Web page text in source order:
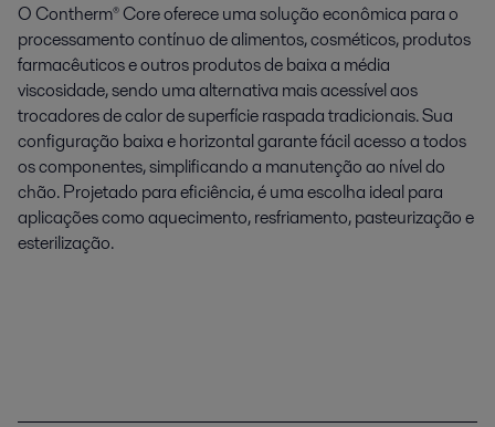
O Contherm® Core oferece uma solução econômica para o
processamento contínuo de alimentos, cosméticos, produtos
farmacêuticos e outros produtos de baixa a média
viscosidade, sendo uma alternativa mais acessível aos
trocadores de calor de superfície raspada tradicionais. Sua
configuração baixa e horizontal garante fácil acesso a todos
os componentes, simplificando a manutenção ao nível do
chão. Projetado para eficiência, é uma escolha ideal para
aplicações como aquecimento, resfriamento, pasteurização e
esterilização.